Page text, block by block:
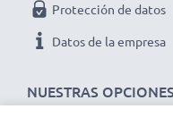
NUESTRAS
Protección de datos
Datos de la empresa